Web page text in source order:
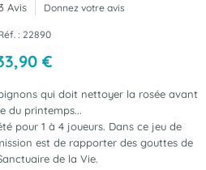
Avis Donnez votre avis
: 22890
,90 €
qui doit nettoyer la rosée avant
du printemps...
pour 1 à 4 joueurs. Dans ce jeu de
est de rapporter des gouttes de
de la Vie.